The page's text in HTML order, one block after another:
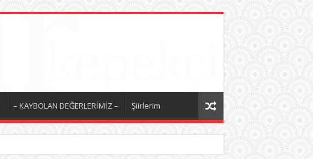
– KAYBOLAN DEĞERLERİMİZ – Şiirlerim